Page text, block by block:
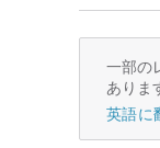
一部の
ありま
英語に